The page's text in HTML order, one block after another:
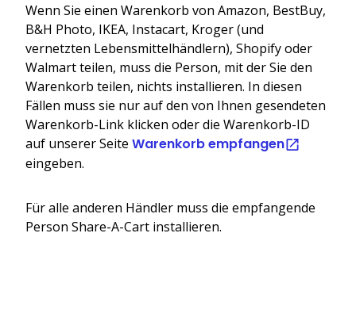
Wenn Sie einen Warenkorb von Amazon, BestBuy,
B&H Photo, IKEA, Instacart, Kroger (und
vernetzten Lebensmittelhändlern), Shopify oder
Walmart teilen, muss die Person, mit der Sie den
Warenkorb teilen, nichts installieren. In diesen
Fällen muss sie nur auf den von Ihnen gesendeten
Warenkorb-Link klicken oder die Warenkorb-ID
auf unserer Seite Warenkorb empfangen
eingeben.
Für alle anderen Händler muss die empfangende
Person Share-A-Cart installieren.